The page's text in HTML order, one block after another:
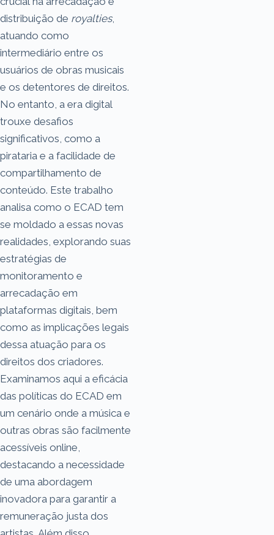
distribuição de royalties,
atuando como
intermediário entre os
usuários de obras musicais
e os detentores de direitos.
No entanto, a era digital
trouxe desafios
significativos, como a
pirataria e a facilidade de
compartilhamento de
conteúdo. Este trabalho
analisa como o ECAD tem
se moldado a essas novas
realidades, explorando suas
estratégias de
monitoramento e
arrecadação em
plataformas digitais, bem
como as implicações legais
dessa atuação para os
direitos dos criadores.
Examinamos aqui a eficácia
das políticas do ECAD em
um cenário onde a música e
outras obras são facilmente
acessíveis online,
destacando a necessidade
de uma abordagem
inovadora para garantir a
remuneração justa dos